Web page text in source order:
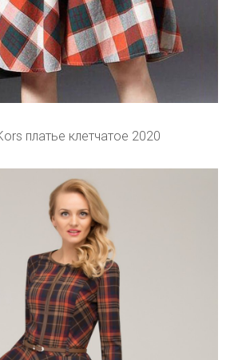
платье клетчатое 2020